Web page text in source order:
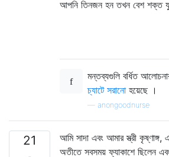
আপনি তিনজন হন তখন বেশ শক্ত
মন্তব্যগুলি বর্ধিত
চ্যাটে সরানো হয়েছে ।
anongoodnurse
21
আমি সাদা এবং আমার স্ত্রী
অতীতে সবসময় ফ্যাকাশে ছিলেন